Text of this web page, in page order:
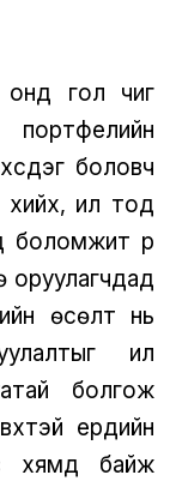
онд гол чиг
боловч
хийх, ил тод
боломжит үр
оруулагчдад
өсөлт нь
илүү
болгож
ердийн
хямд байж